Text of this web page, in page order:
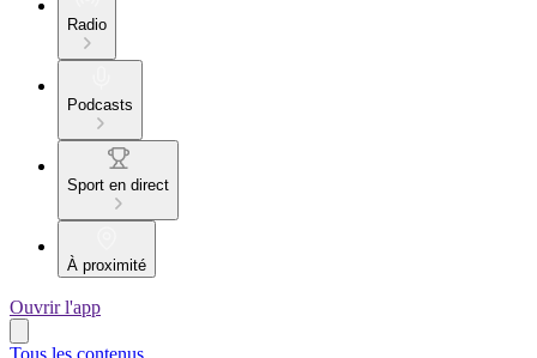
Radio
Podcasts
Sport en direct
À proximité
Ouvrir l'app
Tous les contenus